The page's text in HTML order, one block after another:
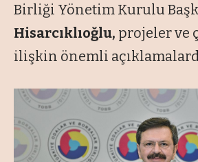
Birliği Yönetim Kurulu
Hisarcıklıoğlu, projeler ve
ilişkin önemli